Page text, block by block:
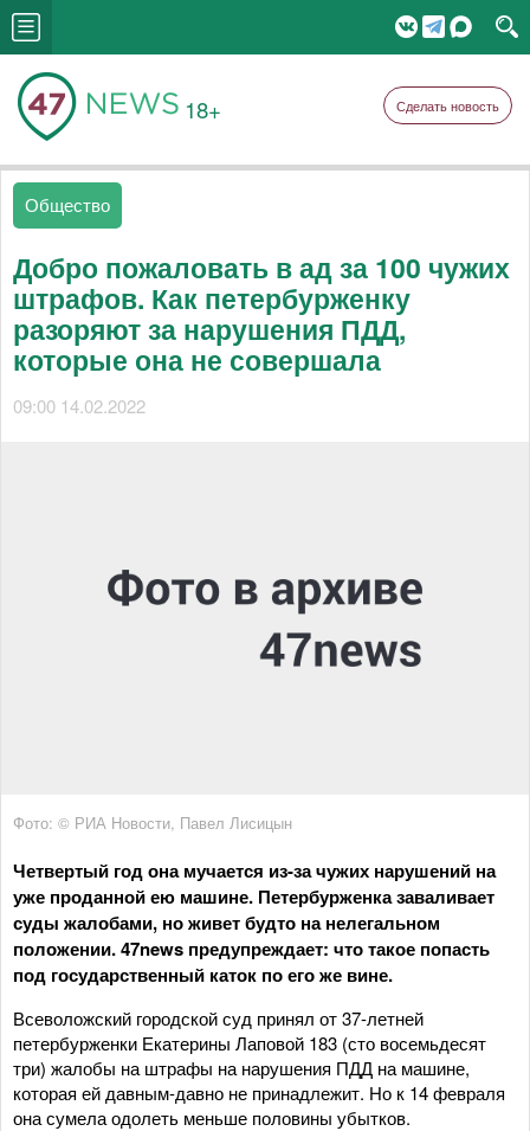
18+ Сделать новость
Общество
Добро пожаловать в ад за 100 чужих
штрафов. Как петербурженку
разоряют за нарушения ПДД,
которые она не совершала
09:00 14.02.2022
Фото: © РИА Новости, Павел Лисицын
Четвертый год она мучается из-за чужих нарушений на
уже проданной ею машине. Петербурженка заваливает
суды жалобами, но живет будто на нелегальном
положении. 47news предупреждает: что такое попасть
под государственный каток по его же вине.
Всеволожский городской суд принял от 37-летней
петербурженки Екатерины Лаповой 183 (сто восемьдесят
три) жалобы на штрафы на нарушения ПДД на машине,
которая ей давным-давно не принадлежит. Но к 14 февраля
она сумела одолеть меньше половины убытков.